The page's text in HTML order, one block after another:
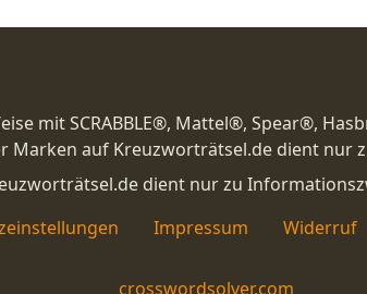
mit SCRABBLE®, Mattel®, Spear®,
Marken auf Kreuzworträtsel.de dient nur
dient nur zu
Impressum Widerruf
crosswordsolver.com